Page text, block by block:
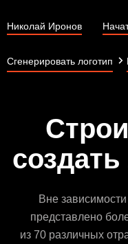
Николай Иронов
Сгенерировать логотип
Вне
представлено
из 70 различных